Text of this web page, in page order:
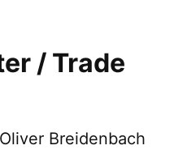
/ Trade
Breidenbach